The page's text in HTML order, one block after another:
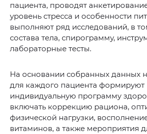
пациента, проводят
уровень стресса и особенности
выполняют ряд исследований, в
состава тела, спирограмму,
лабораторные тесты.
На основании собранных данных
для каждого пациента формируют
индивидуальную программу
включать коррекцию рациона,
физической нагрузки,
витаминов, а также мероприятия